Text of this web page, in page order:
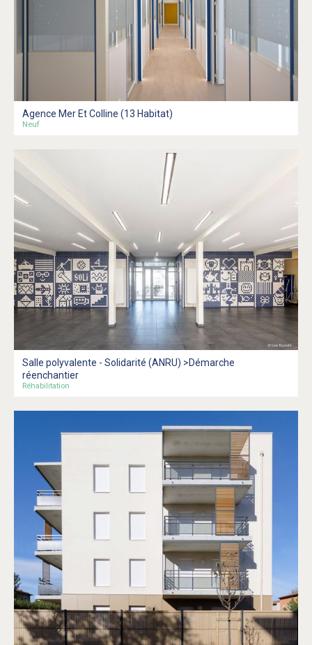
Agence Mer Et Colline (13 Habitat)
Neuf
Salle polyvalente - Solidarité (ANRU) >Démarche
réenchantier
Réhabilitation